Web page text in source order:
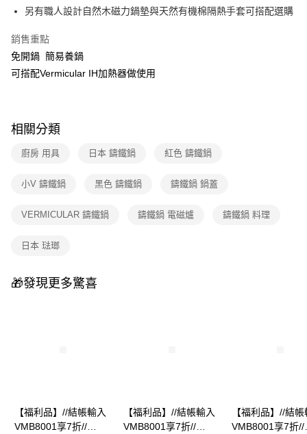
宅配另有職人設計自然木磁力鍋墊與天然有機棉隔熱手套可搭配選購
銷售重點
免開鍋 簡易養鍋
可搭配Vermicular IH加熱器做使用
相關分類
廚房 用具 日本 鑄鐵鍋 紅色 鑄鐵鍋
小V 鑄鐵鍋 黑色 鑄鐵鍋 鑄鐵鍋 鍋蓋
VERMICULAR 鑄鐵鍋 鑄鐵鍋 電磁爐 鑄鐵鍋 料理
日本 琺瑯
🎁發現更多驚喜
【福利品】//結帳輸入
VMB8001享7折//
【福利品】//結帳輸入
VMB8001享7折//
【福利品】//結
VMB8001享7折//